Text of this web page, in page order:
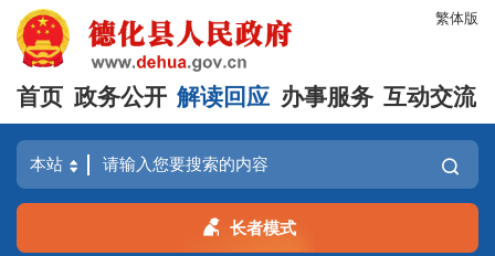
繁体版
首页 政务公开 解读回应 办事服务 互动交流
长者模式